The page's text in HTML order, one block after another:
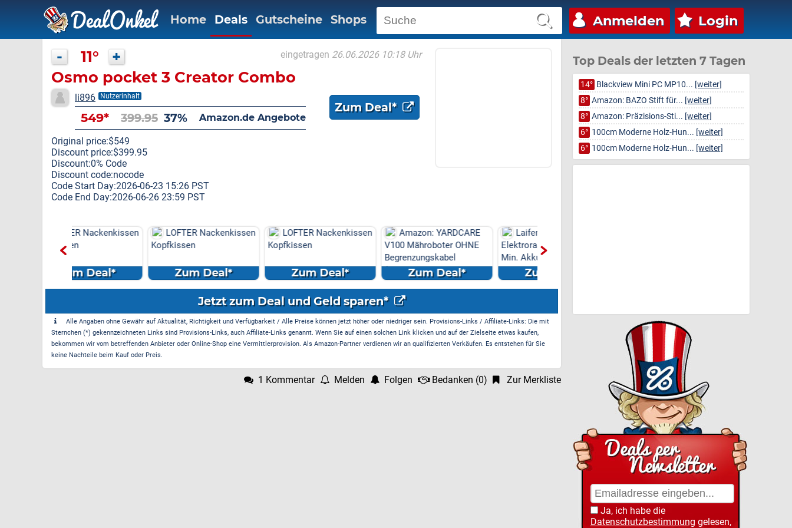
Anmelden Login
Home Deals Gutscheine Shops
- 11° + eingetragen 26.06.2026 10:18 Uhr
Osmo pocket 3 Creator Combo
li896 Nutzerinhalt
Zum Deal*
549* 399.95 37% Amazon.de Angebote
Original price:$549
Discount price:$399.95
Discount:0% Code
Discount code:nocode
Code Start Day:2026-06-23 15:26 PST
Code End Day:2026-06-26 23:59 PST
LOFTER Nackenkissen
Kopfkissen
Zum Deal*
LOFTER Nackenkissen
Kopfkissen
Zum Deal*
Amazon: YARDCARE
V100 Mähroboter OHNE
(Kamera/Visi...
Zum Deal*
Laifen P3 (Nebelblau)
Elektrorasierer Bundle: 100
Min. Akku, USB-C ...
Zum Deal*
Jetzt zum Deal und Geld sparen*
Alle Angaben ohne Gewähr auf Aktualität, Richtigkeit und Verfügbarkeit / Alle Preise können jetzt höher oder niedriger sein. Provisions-Links / Affiliate-Links: Die mit
Sternchen (*) gekennzeichneten Links sind Provisions-Links, auch Affiliate-Links genannt. Wenn Sie auf einen solchen Link klicken und auf der Zielseite etwas kaufen,
bekommen wir vom betreffenden Anbieter oder Online-Shop eine Vermittlerprovision. Als Amazon-Partner verdienen wir an qualifizierten Verkäufen. Es entstehen für Sie
keine Nachteile beim Kauf oder Preis.
1 Kommentar Melden Folgen Bedanken (0) Zur Merkliste
Top Deals der letzten 7 Tagen
14° Blackview Mini PC MP10... [weiter]
8° Amazon: BAZO Stift für... [weiter]
8° Amazon: Präzisions-Sti... [weiter]
6° 100cm Moderne Holz-Hun... [weiter]
6° 100cm Moderne Holz-Hun... [weiter]
Ja, ich habe die
Datenschutzbestimmung gelesen,